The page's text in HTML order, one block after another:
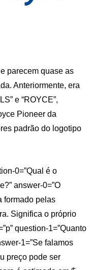
parecem quase as
Anteriormente, era
e “ROYCE”,
Pioneer da
padrão do logotipo
0=”Qual é o
answer-0=”O
formado pelas
Significa o próprio
question-1=”Quanto
1=”Se falamos
preço pode ser